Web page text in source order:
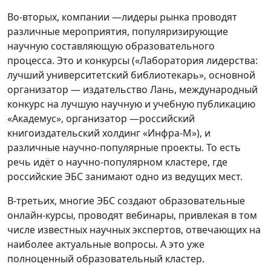
Во-вторых, компании —лидеры рынка проводят
различные мероприятия, популяризирующие
научную составляющую образовательного
процесса. Это и конкурсы («Лаборатория лидерства:
лучший университетский библиотекарь», основной
организатор — издательство Лань, международный
конкурс на лучшую научную и учебную публикацию
«Академус», организатор —российский
книгоиздательский холдинг «Инфра-М»), и
различные научно-популярные проекты. То есть
речь идёт о научно-популярном кластере, где
российские ЭБС занимают одно из ведущих мест.
В-третьих, многие ЭБС создают образовательные
онлайн-курсы, проводят вебинары, привлекая в том
числе известных научных экспертов, отвечающих на
наиболее актуальные вопросы. А это уже
полноценный образовательный кластер.